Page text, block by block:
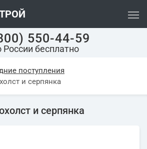
550-44-59
России бесплатно
поступления
и серпянка
и серпянка